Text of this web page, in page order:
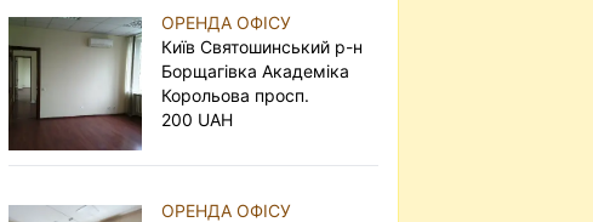
ОРЕНДА ОФІСУ
Київ Святошинський р-н
Борщагівка Академіка
Корольова просп.
200 UAH
ОРЕНДА ОФІСУ